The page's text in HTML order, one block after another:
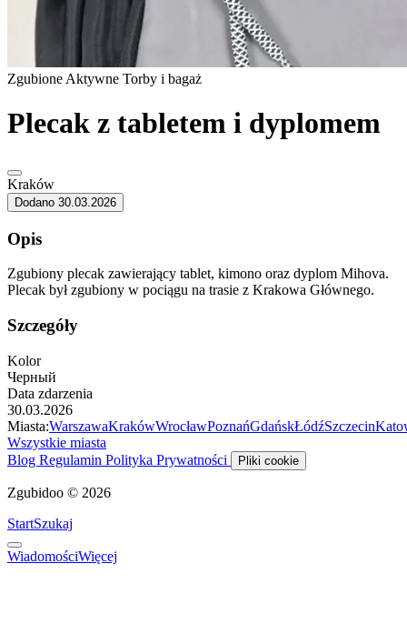
Zgubione Aktywne Torby i bagaż
Plecak z tabletem i dyplomem
Kraków
Dodano 30.03.2026
Opis
Zgubiony plecak zawierający tablet, kimono oraz dyplom Mihova.
Plecak był zgubiony w pociągu na trasie z Krakowa Głównego.
Szczegóły
Kolor
Черный
Data zdarzenia
30.03.2026
Miasta:WarszawaKrakówWrocławPoznańGdańskŁódźSzczecin
Wszystkie miasta
Blog Regulamin Polityka Prywatności Pliki cookie
Zgubidoo © 2026
StartSzukaj
WiadomościWięcej